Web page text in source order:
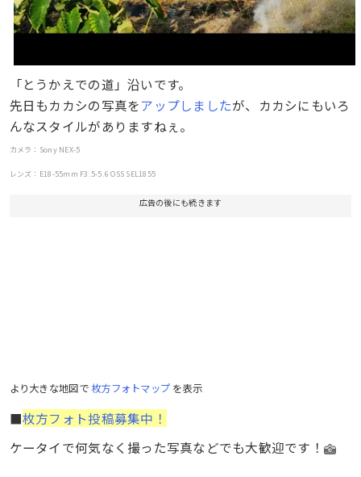
「とうかえでの道」沿いです。
先日もカカシの写真をアップしましたが、カカシにもいろ
んなスタイルがありますねぇ。
カメラ：Sony NEX-5
レンズ：E18-55mm F3.5-5.6 OSS SEL1855
広告の後にも続きます
より大きな地図で 枚方フォトマップ を表示
■枚方フォト投稿募集中！
ケータイで何気なく撮った写真などでも大歓迎です！